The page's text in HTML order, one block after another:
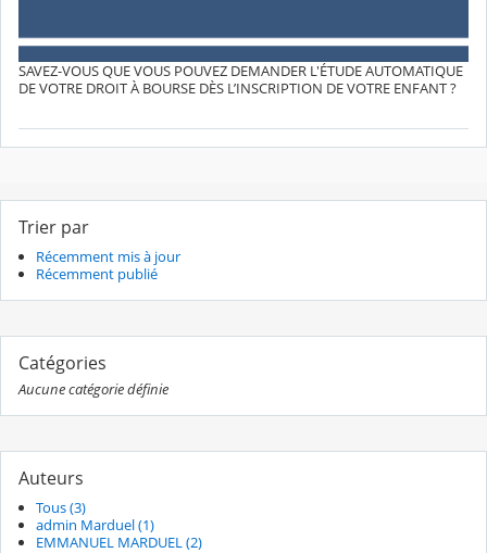
SAVEZ-VOUS QUE VOUS POUVEZ DEMANDER L'ÉTUDE AUTOMATIQUE
DE VOTRE DROIT À BOURSE DÈS L’INSCRIPTION DE VOTRE ENFANT ?
Trier par
Récemment mis à jour
Récemment publié
Catégories
Aucune catégorie définie
Auteurs
Tous (3)
admin Marduel (1)
EMMANUEL MARDUEL (2)